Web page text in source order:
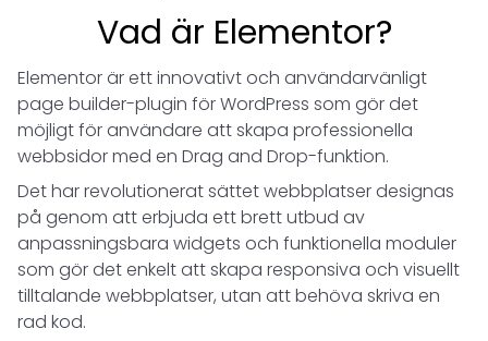
Vad är Elementor?
Elementor är ett innovativt och användarvänligt
page builder-plugin för WordPress som gör det
möjligt för användare att skapa professionella
webbsidor med en Drag and Drop-funktion.
Det har revolutionerat sättet webbplatser designas
på genom att erbjuda ett brett utbud av
anpassningsbara widgets och funktionella moduler
som gör det enkelt att skapa responsiva och visuellt
tilltalande webbplatser, utan att behöva skriva en
rad kod.